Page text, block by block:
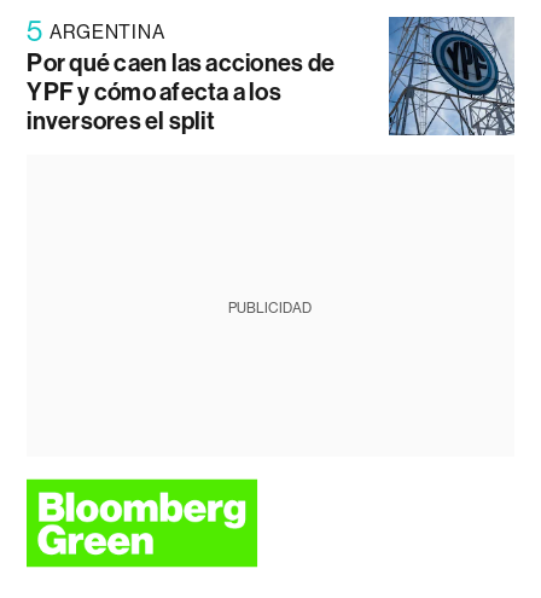
5 ARGENTINA
Por qué caen las acciones de
YPF y cómo afecta a los
inversores el split
PUBLICIDAD